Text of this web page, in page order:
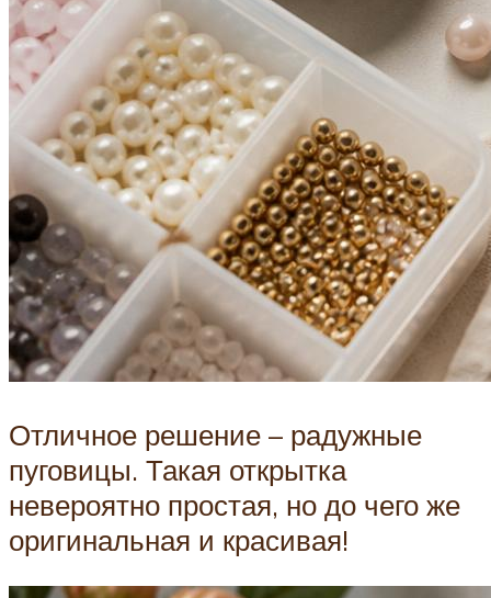
Отличное решение – радужные
пуговицы. Такая открытка
невероятно простая, но до чего же
оригинальная и красивая!